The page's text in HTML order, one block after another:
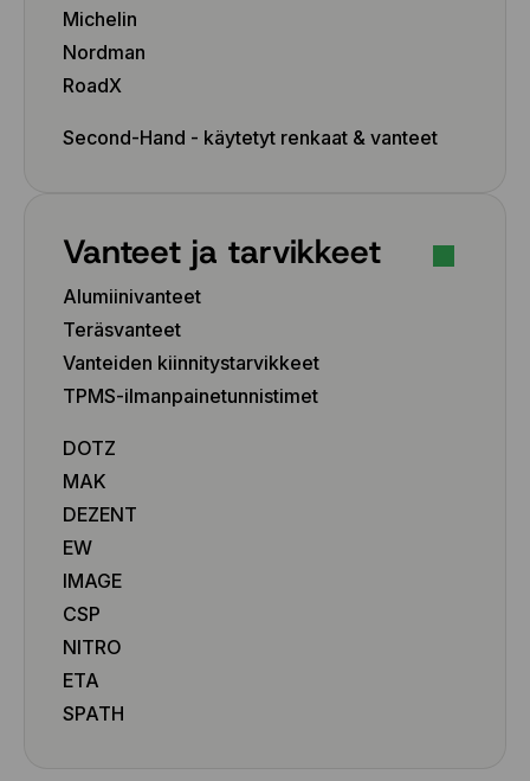
Michelin
Nordman
RoadX
Second-Hand - käytetyt renkaat & vanteet
Vanteet ja tarvikkeet
Alumiinivanteet
Teräsvanteet
Vanteiden kiinnitystarvikkeet
TPMS-ilmanpainetunnistimet
DOTZ
MAK
DEZENT
EW
IMAGE
CSP
NITRO
ETA
SPATH